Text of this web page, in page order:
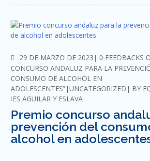
29 DE MARZO DE 2023 COMMENTS
0 FEEDBACKS
CONCURSO ANDALUZ PARA LA
CONSUMO DE ALCOHOL EN
ADOLESCENTES” UNCATEGORIZED BY
IES AGUILAR Y ESLAVA
Premio concurso
prevención del
alcohol en